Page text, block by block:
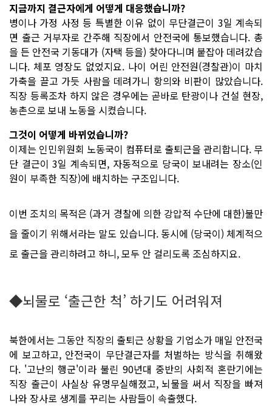
――지금까지 결근자에게 어떻게 대응했습니까?
병이나 가정 사정 등 특별한 이유 없이 무단결근이 3일 계속되
면 출근 거부자로 간주해 직장에서 안전국에 통보했습니다. 총
을 든 안전국 기동대가 (자택 등을) 찾아다니며 붙잡아 데려갔습
니다. 체포 영장도 없었지요. 나이 어린 안전원(경찰관)이 마치
가축을 끌고 가듯 사람을 데려가니 항의와 비판이 많았습니다.
직장 등록조차 하지 않은 경우에는 곧바로 탄광이나 건설 현장,
농촌으로 보내 노동을 시켰습니다.
――그것이 어떻게 바뀌었습니까?
이제는 인민위원회 노동국이 컴퓨터로 출퇴근을 관리합니다. 무
단 결근이 3일 계속되면, 자동적으로 당국이 보내려는 장소(인
원이 부족한 직장)에 배치하는 구조입니다.
이번 조치의 목적은 (과거 경찰에 의한 강압적 수단에 대한)불만
을 줄이기 위해서라는 말도 있습니다. 동시에 (당국이) 체계적으
로 출근을 관리하려고 하니, 모두 안 걸리도록 조심하지요.
◆뇌물로 ‘출근한 척’ 하기도 어려워져
북한에서는 그동안 직장의 출퇴근 상황을 기업소가 매일 안전국
에 보고하고, 안전국이 무단결근자를 처벌하는 방식을 취해왔
다. '고난의 행군'이라 불린 90년대 중반의 사회적 혼란기에는
직장 출근이 사실상 유명무실해졌고, 뇌물을 써서 직장을 빠져
나와 장사로 생계를 꾸리는 사람들이 속출했다.